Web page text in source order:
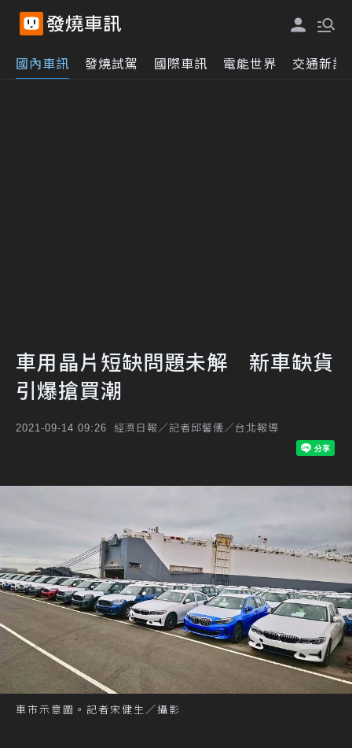
國內車訊 發燒試駕 國際車訊 電能世界 交通新訊
車用晶片短缺問題未解 新車缺貨
引爆搶買潮
2021-09-14 09:26 經濟日報／記者邱馨儀／台北報導
車市示意圖。記者宋健生／攝影